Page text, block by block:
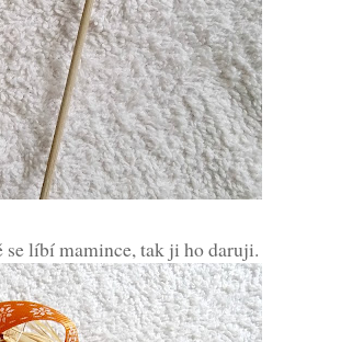
se líbí mamince, tak ji ho daruji.